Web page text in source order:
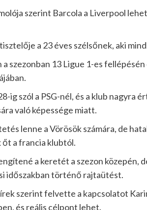
szerint Barcola a Liverpool
a 23 éves szélsőnek, aki
szezonban 13 Ligue 1-es
ig szól a PSG-nél, és a klub nagyra
való képessége miatt.
lenne a Vörösök számára, de
őt a francia klubtól.
a keretét a szezon közepén,
időszakban történő rajtaütést.
szerint felvette a kapcsolatot
és reális célpont lehet.